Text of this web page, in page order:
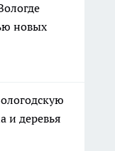
новых
и деревья